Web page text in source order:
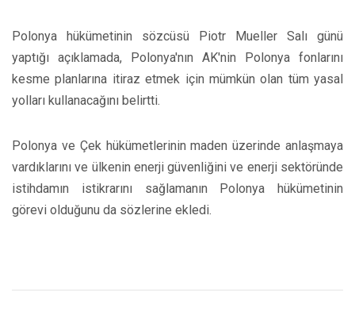
Polonya hükümetinin sözcüsü Piotr Mueller Salı günü
yaptığı açıklamada, Polonya'nın AK'nin Polonya fonlarını
kesme planlarına itiraz etmek için mümkün olan tüm yasal
yolları kullanacağını belirtti.
Polonya ve Çek hükümetlerinin maden üzerinde anlaşmaya
vardıklarını ve ülkenin enerji güvenliğini ve enerji sektöründe
istihdamın istikrarını sağlamanın Polonya hükümetinin
görevi olduğunu da sözlerine ekledi.